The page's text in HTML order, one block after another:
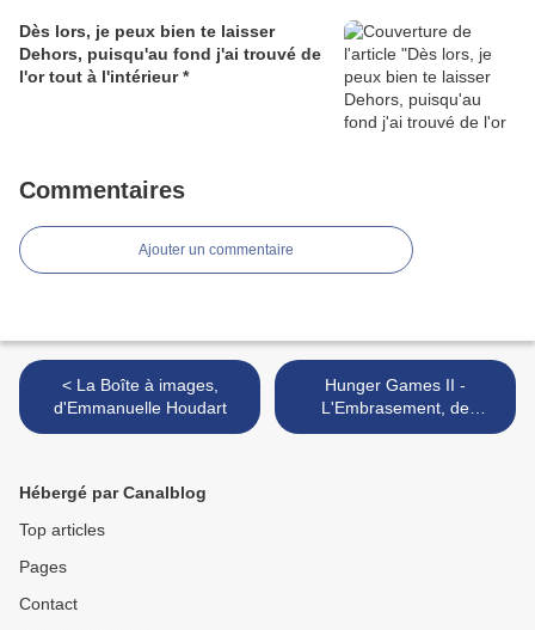
Dès lors, je peux bien te laisser
Dehors, puisqu'au fond j'ai trouvé de
l'or tout à l'intérieur *
Commentaires
Ajouter un commentaire
< La Boîte à images,
d'Emmanuelle Houdart
Hunger Games II -
L'Embrasement, de
Suzanne Collins >
Hébergé par Canalblog
Top articles
Pages
Contact